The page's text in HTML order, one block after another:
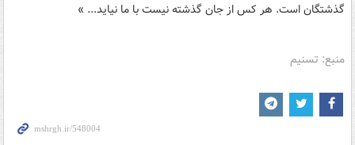
گذشتگان است. هر کس از جان گذشته نیست با ما نیاید... »
منبع: تسنیم